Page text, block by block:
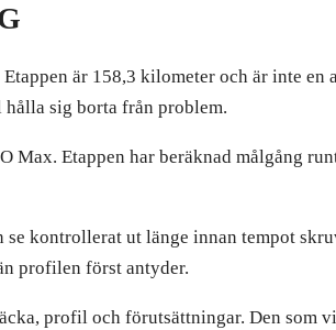
är 158,3 kilometer och är inte en
sig borta från problem.
Max. Etappen har beräknad målgång
kontrollerat ut länge innan tempot
profilen först antyder.
profil och förutsättningar. Den som